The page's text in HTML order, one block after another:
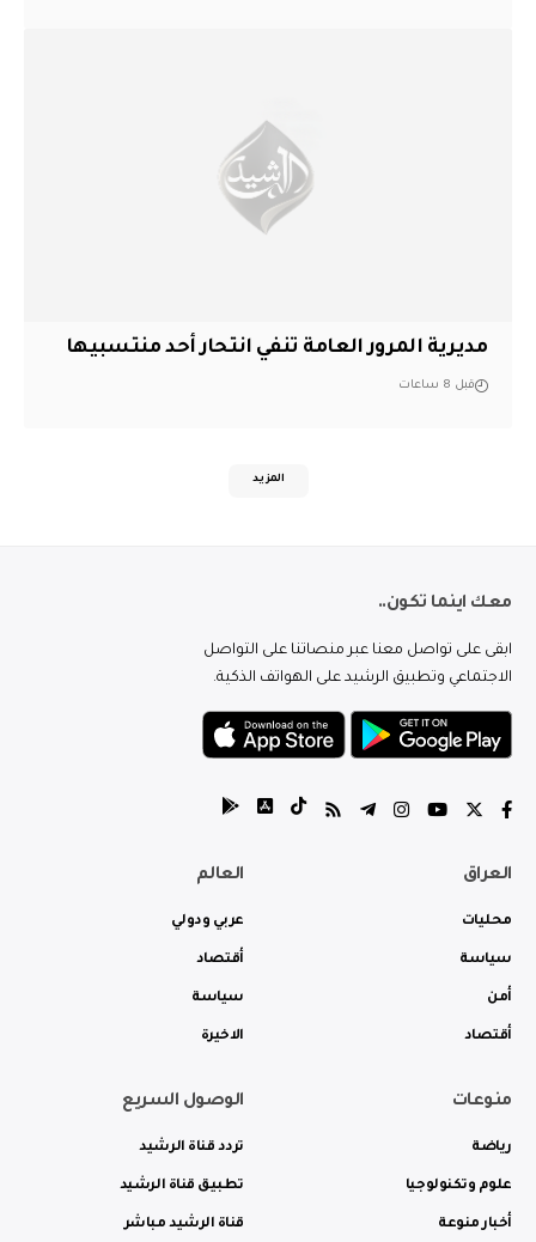
مديرية المرور العامة تنفي انتحار أحد منتسبيها
قبل 8 ساعات
المزيد
معك اينما تكون..
ابقى على تواصل معنا عبر منصاتنا على التواصل
الاجتماعي وتطبيق الرشيد على الهواتف الذكية.
العراق
محليات
سياسة
أمن
أقتصاد
العالم
عربي ودولي
أقتصاد
سياسة
الاخيرة
منوعات
رياضة
علوم وتكنولوجيا
أخبار منوعة
الوصول السريع
تردد قناة الرشيد
تطبيق قناة الرشيد
قناة الرشيد مباشر